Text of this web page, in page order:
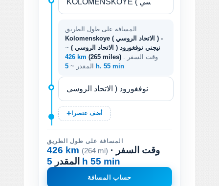
المسافة على طول الطريق
Kolomenskoye ( الاتحاد الروسي ) -
نيجني نوفغورود ( الاتحاد الروسي ) ~
426 km (265 miles)
المقدر ~ 5 h. 55 min
أضف عنصرا
المسافة على طول الطريق
426 km (264 mi) · وقت السفر
المقدر 5 h 55 min
حساب المسافة